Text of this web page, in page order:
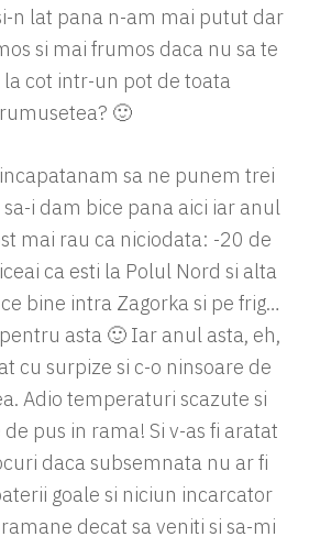
n lat pana n-am mai putut dar
si mai frumos daca nu sa te
cot intr-un pot de toata
🙂
sa ne punem trei
i dam bice pana aici iar anul
mai rau ca niciodata: -20 de
ca esti la Polul Nord si alta
bine intra Zagorka si pe frig…
asta 🙂 Iar anul asta, eh,
cu surpize si c-o ninsoare de
Adio temperaturi scazute si
pus in rama! Si v-as fi aratat
daca subsemnata nu ar fi
goale si niciun incarcator
decat sa veniti si sa-mi